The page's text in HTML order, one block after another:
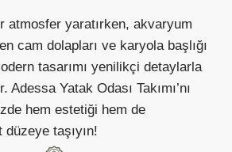
atmosfer yaratırken, akvaryum
cam dolapları ve karyola başlığı
tasarımı yenilikçi detaylarla
Yatak Odası Takımı’nı
hem estetiği hem de
taşıyın!